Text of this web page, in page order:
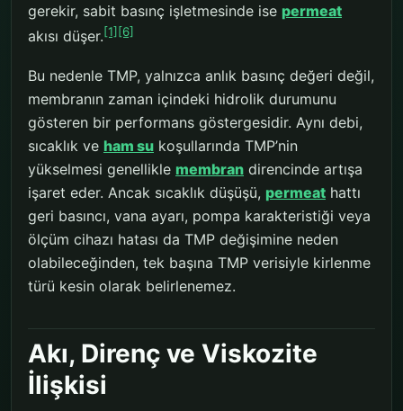
gerekir, sabit basınç işletmesinde ise permeat
akısı düşer.[1] [6]
Bu nedenle TMP, yalnızca anlık basınç değeri değil,
membranın zaman içindeki hidrolik durumunu
gösteren bir performans göstergesidir. Aynı debi,
sıcaklık ve ham su koşullarında TMP’nin
yükselmesi genellikle membran direncinde artışa
işaret eder. Ancak sıcaklık düşüşü, permeat hattı
geri basıncı, vana ayarı, pompa karakteristiği veya
ölçüm cihazı hatası da TMP değişimine neden
olabileceğinden, tek başına TMP verisiyle kirlenme
türü kesin olarak belirlenemez.
Akı, Direnç ve Viskozite
İlişkisi